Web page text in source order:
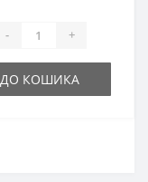
- +
ДО КОШИКА